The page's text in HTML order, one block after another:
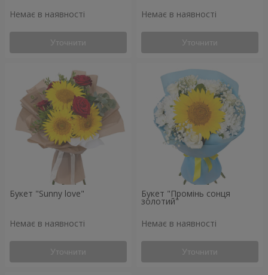
Немає в наявності
Уточнити
Немає в наявності
Уточнити
Букет "Sunny love"
Немає в наявності
Уточнити
Букет "Промінь сонця
золотий"
Немає в наявності
Уточнити